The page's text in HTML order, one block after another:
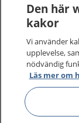
1177 på flera
Om 1177
Den här
kakor
Vi använder
upplevelse,
nödvändig
Läs mer om